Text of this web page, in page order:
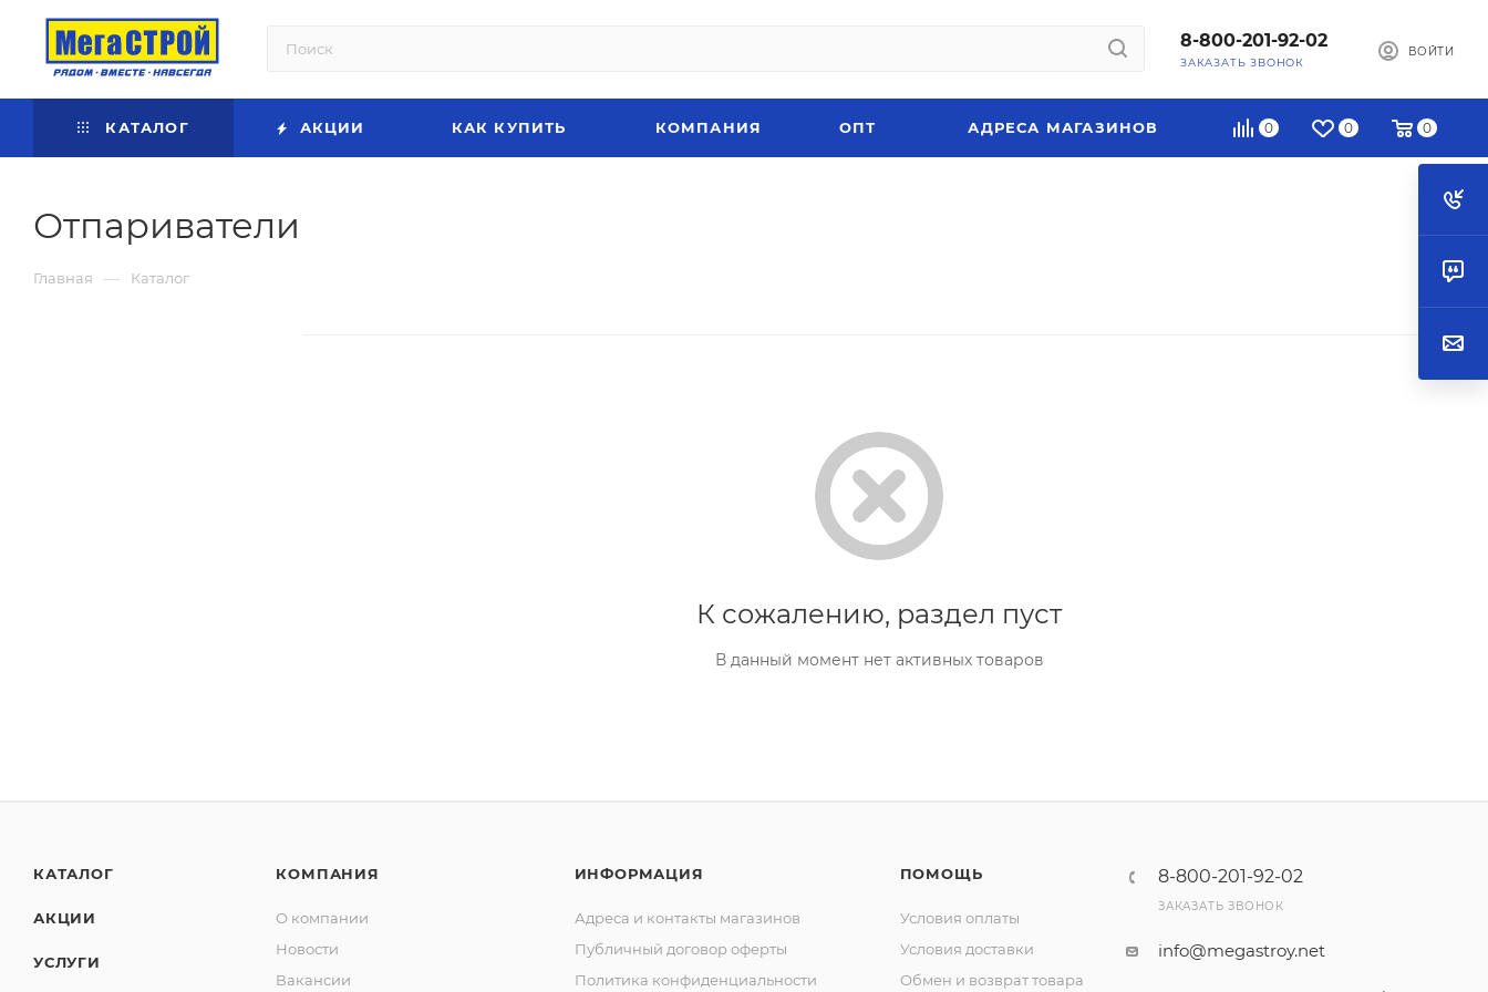
8-800-201-92-02
ЗАКАЗАТЬ ЗВОНОК
ВОЙТИ
0 0 0
КАТАЛОГ АКЦИИ КАК КУПИТЬ КОМПАНИЯ ОПТ АДРЕСА МАГАЗИНОВ
Отпариватели
Главная — Каталог
К сожалению, раздел пуст
В данный момент нет активных товаров
КАТАЛОГ
АКЦИИ
УСЛУГИ
КОМПАНИЯ
О компании
Новости
Вакансии
ИНФОРМАЦИЯ
Адреса и контакты магазинов
Публичный договор оферты
Политика конфиденциальности
ПОМОЩЬ
Условия оплаты
Условия доставки
Обмен и возврат товара
8-800-201-92-02
ЗАКАЗАТЬ ЗВОНОК
info@megastroy.net